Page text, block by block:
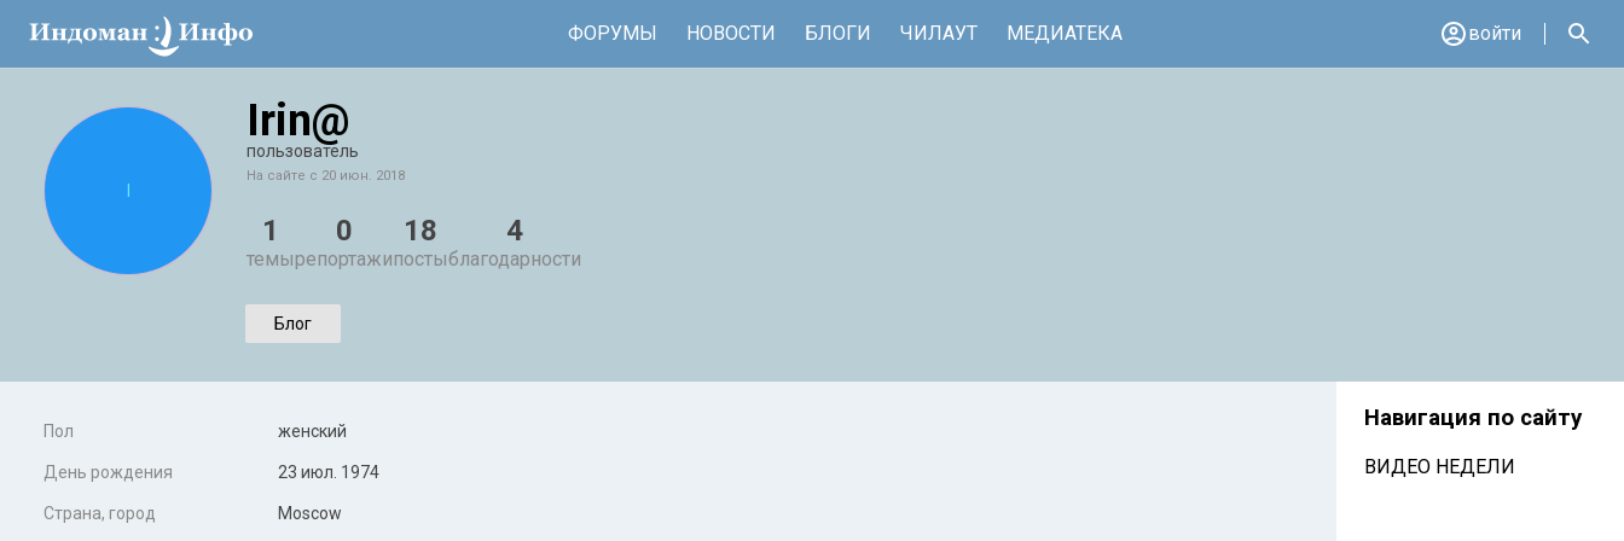
ФОРУМЫ НОВОСТИ БЛОГИ ЧИЛАУТ МЕДИАТЕКА войти
Irin@
пользователь
На сайте с 20 июн. 2018
1
темы
0
репортажи
18
посты
4
благодарности
Блог
Пол женский
День рождения 23 июл. 1974
Страна, город Moscow
Навигация по сайту
ВИДЕО НЕДЕЛИ